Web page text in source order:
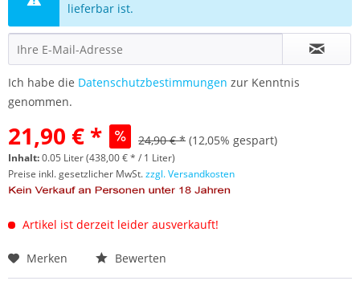
lieferbar ist.
Ich habe die Datenschutzbestimmungen zur Kenntnis
genommen.
21,90 € * 24,90 € * (12,05% gespart)
Inhalt:0.05 Liter (438,00 € * / 1 Liter)
Preise inkl. gesetzlicher MwSt.zzgl. Versandkosten
Artikel ist derzeit leider ausverkauft!
Merken Bewerten